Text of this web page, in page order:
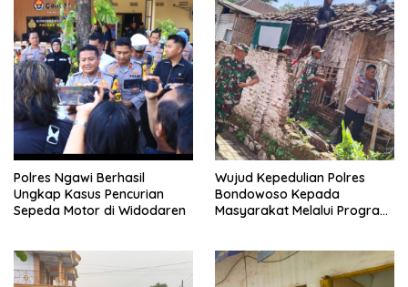
Polres Ngawi Berhasil
Ungkap Kasus Pencurian
Sepeda Motor di Widodaren
Wujud Kepedulian Polres
Bondowoso Kepada
Masyarakat Melalui Program